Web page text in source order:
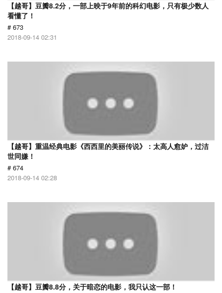
【越哥】豆瓣8.2分，一部上映于9年前的科幻电影，只有极少数人
看懂了！
# 673
2018-09-14 02:31
【越哥】重温经典电影《西西里的美丽传说》：太高人愈妒，过洁
世同嫌！
# 674
2018-09-14 02:28
【越哥】豆瓣8.8分，关于暗恋的电影，我只认这一部！